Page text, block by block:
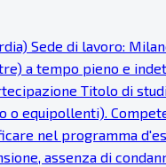
Sede di lavoro:
a tempo pieno e
Titolo di
o equipollenti).
nel programma
assenza di